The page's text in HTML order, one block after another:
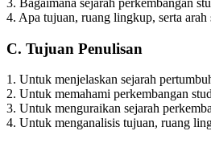
4. Apa tujuan, ruang lingkup, serta
C. Tujuan Penulisan
1. Untuk menjelaskan sejarah
2. Untuk memahami perkembangan
3. Untuk menguraikan sejarah
4. Untuk menganalisis tujuan, ruang